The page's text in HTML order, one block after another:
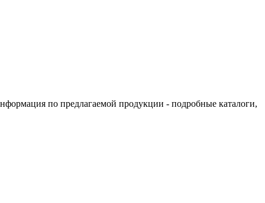
по предлагаемой продукции - подробные каталоги,